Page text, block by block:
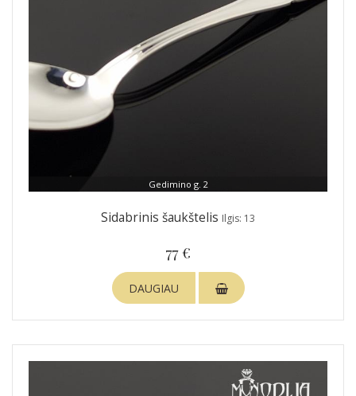
Gedimino g. 2
Sidabrinis šaukštelis Ilgis: 13
77 €
DAUGIAU